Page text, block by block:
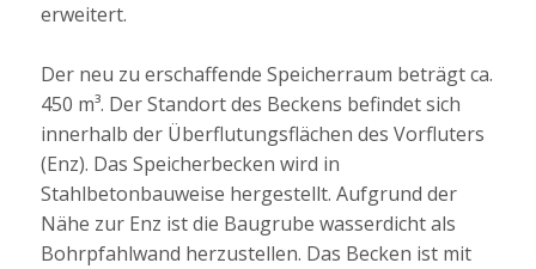
erweitert.
Der neu zu erschaffende Speicherraum beträgt ca.
450 m³. Der Standort des Beckens befindet sich
innerhalb der Überflutungsflächen des Vorfluters
(Enz). Das Speicherbecken wird in
Stahlbetonbauweise hergestellt. Aufgrund der
Nähe zur Enz ist die Baugrube wasserdicht als
Bohrpfahlwand herzustellen. Das Becken ist mit